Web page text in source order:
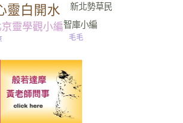
靈白開水
京靈學觀小編
新北勢草民
智庫小編
毛毛